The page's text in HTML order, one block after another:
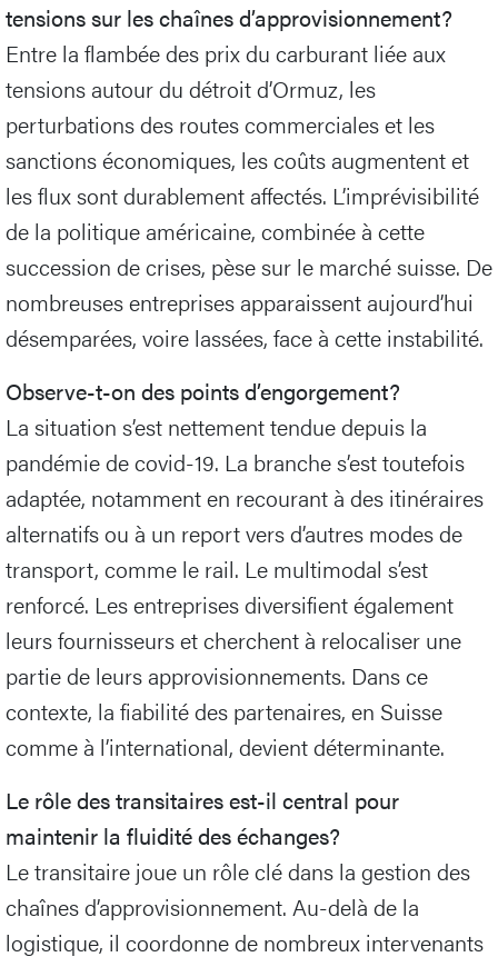
tensions sur les chaînes d’approvisionnement?
Entre la flambée des prix du carburant liée aux
tensions autour du détroit d’Ormuz, les
perturbations des routes commerciales et les
sanctions économiques, les coûts augmentent et
les flux sont durablement affectés. L’imprévisibilité
de la politique américaine, combinée à cette
succession de crises, pèse sur le marché suisse. De
nombreuses entreprises apparaissent aujourd’hui
désemparées, voire lassées, face à cette instabilité.
Observe-t-on des points d’engorgement?
La situation s’est nettement tendue depuis la
pandémie de covid-19. La branche s’est toutefois
adaptée, notamment en recourant à des itinéraires
alternatifs ou à un report vers d’autres modes de
transport, comme le rail. Le multimodal s’est
renforcé. Les entreprises diversifient également
leurs fournisseurs et cherchent à relocaliser une
partie de leurs approvisionnements. Dans ce
contexte, la fiabilité des partenaires, en Suisse
comme à l’international, devient déterminante.
Le rôle des transitaires est-il central pour
maintenir la fluidité des échanges?
Le transitaire joue un rôle clé dans la gestion des
chaînes d’approvisionnement. Au-delà de la
logistique, il coordonne de nombreux intervenants